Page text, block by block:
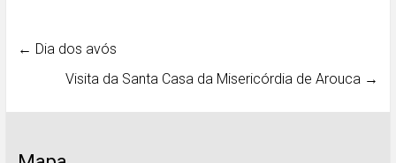
← Dia dos avós
Visita da Santa Casa da Misericórdia de Arouca →